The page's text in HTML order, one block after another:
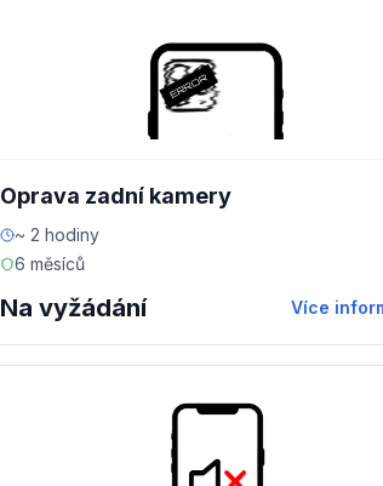
Oprava zadní kamery
~ 2 hodiny
6 měsíců
Na vyžádání Více